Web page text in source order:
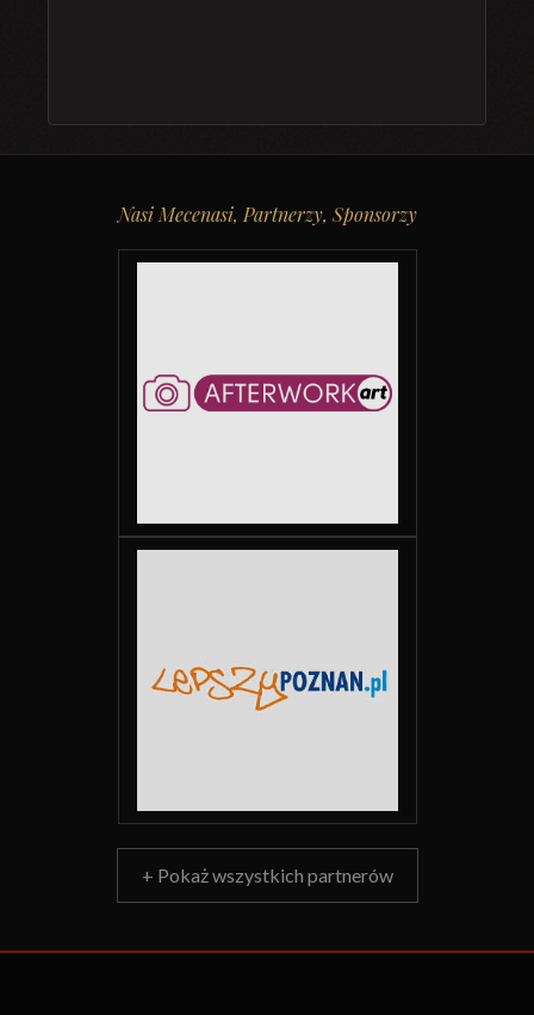
Nasi Mecenasi, Partnerzy, Sponsorzy
+ Pokaż wszystkich partnerów